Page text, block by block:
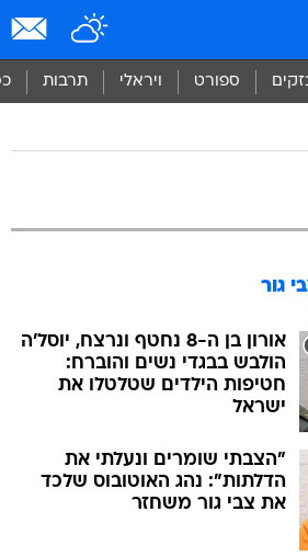
ספורט ויראלי תרבות
גור
אורון בן ה-8 נחטף ונרצח, יוסל'ה
הולבש בבגדי נשים והוברח:
חטיפות הילדים שטלטלו את
ישראל
"הצבתי שומרים ונעלתי את
הדלתות": נהג האוטובוס שלכד
את צבי גור משחזר